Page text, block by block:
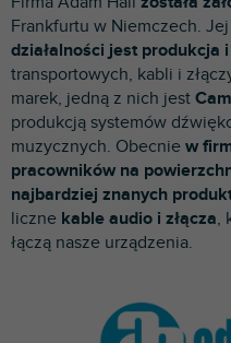
Frankfurtu w Niemczech. Jej
działalności jest produkcja
transportowych, kabli i
marek, jedną z nich jest
produkcją systemów
muzycznych. Obecnie w
pracowników na
najbardziej znanych
liczne kable audio i złącza,
łączą nasze urządzenia.
p
r
o
d
u
k
t
ó
w